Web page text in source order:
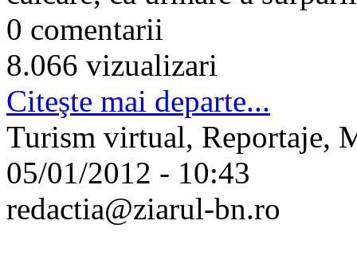
0 comentarii
8.066 vizualizari
Citeşte mai departe...
Turism virtual, Reportaje,
05/01/2012 - 10:43
redactia@ziarul-bn.ro